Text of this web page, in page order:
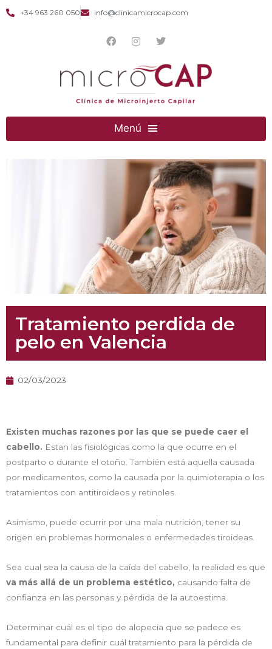
+34 963 260 050 info@clinicamicrocap.com
Tratamiento perdida de
pelo en Valencia
02/03/2023
Existen muchas razones por las que se puede caer el
cabello. Estan las fisiológicas como la que ocurre en el
postparto o durante el otoño. También está aquella causada
por medicamentos, como la causada por la quimioterapia o los
tratamientos con antitiroideos y retinoles.
Asimismo, puede ocurrir por una mala nutrición, tener su
origen en problemas hormonales o enfermedades tiroideas.
Sea cual sea la causa de la caída del cabello, la realidad es que
va más allá de un problema estético, causando falta de
confianza en las personas y pérdida de la autoestima.
Determinar cuál es el tipo de alopecia que se padece es
fundamental para definir cuál tratamiento para la pérdida de